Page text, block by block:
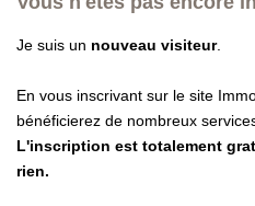
Je suis un nouveau visiteur.
En vous inscrivant sur le site
bénéficierez de nombreux
L'inscription est totalement
rien.